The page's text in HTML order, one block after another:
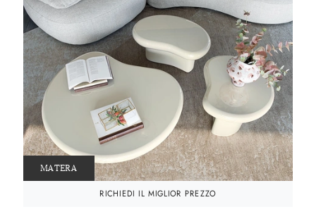
MATERA
RICHIEDI IL MIGLIOR PREZZO